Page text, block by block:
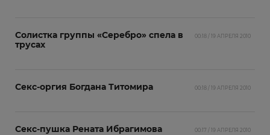
00:18 / 19 АПРЕЛЯ 2010
Солистка группы «Серебро» спела в
трусах
00:18 / 19 АПРЕЛЯ 2010
Секс-оргия Богдана Титомира
00:17 / 19 АПРЕЛЯ 2010
Секс-пушка Рената Ибрагимова